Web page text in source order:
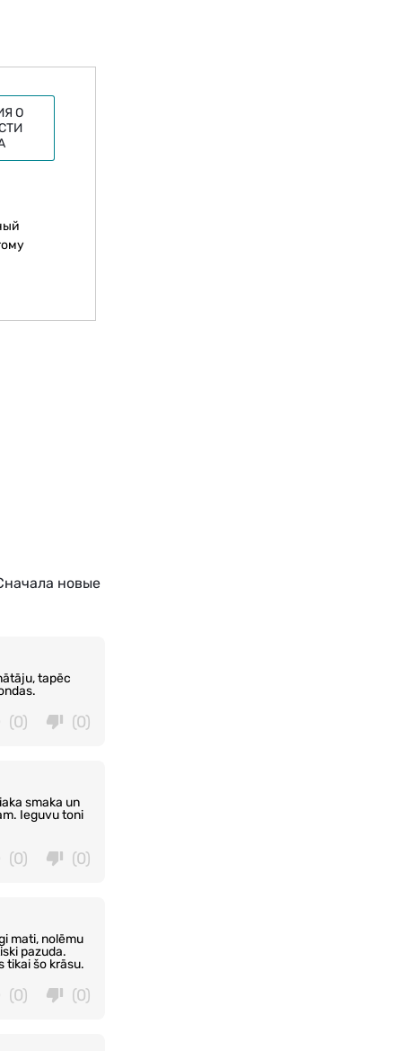
О
новые
tapēc
(0)
(0)
smaka un
Ieguvu toni
(0)
(0)
mati, nolēmu
pazuda.
tikai šo krāsu.
(0)
(0)